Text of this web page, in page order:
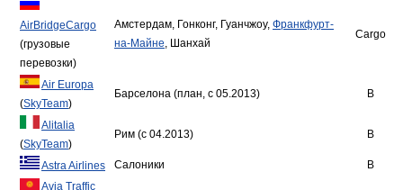
AirBridgeCargo
(грузовые
перевозки)
Амстердам, Гонконг, Гуанчжоу, Франкфурт-
на-Майне, Шанхай
Сargo
Air Europa
(SkyTeam)
Барселона (план, с 05.2013) B
Alitalia
(SkyTeam)
Рим (с 04.2013) B
Astra Airlines Салоники
B
Avia Traffic